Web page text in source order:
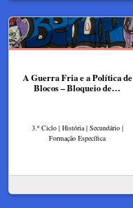
A Guerra Fria e a Política de
Blocos – Bloqueio de…
3.º Ciclo | História | Secundário |
Formação Específica